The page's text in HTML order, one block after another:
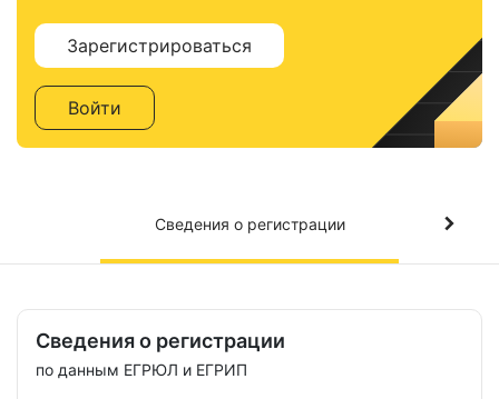
Зарегистрироваться
Войти
Сведения о регистрации
Сведения о регистрации
по данным ЕГРЮЛ и ЕГРИП